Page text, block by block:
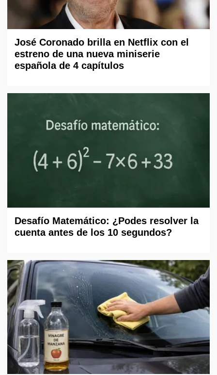
José Coronado brilla en Netflix con el
estreno de una nueva miniserie
española de 4 capítulos
Desafío Matemático: ¿Podes resolver la
cuenta antes de los 10 segundos?